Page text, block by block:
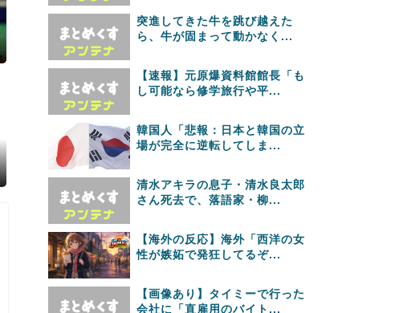
突進してきた牛を跳び越えた
ら、牛が固まって動かなく...
【速報】元原爆資料館館長「も
し可能なら修学旅行や平...
韓国人「悲報：日本と韓国の立
場が完全に逆転してしま...
清水アキラの息子・清水良太郎
さん死去で、落語家・柳...
【海外の反応】海外「西洋の女
性が嫉妬で発狂してるぞ...
【画像あり】タイミーで行った
会社に「直雇用のバイト...